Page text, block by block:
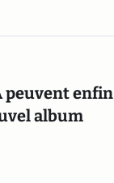
peuvent enfin
album